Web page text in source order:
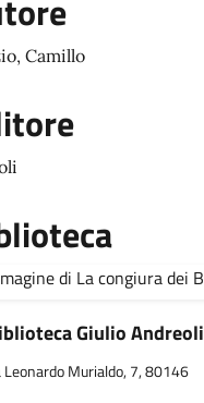
Camillo
Giulio Andreoli
Leonardo Murialdo, 7, 80146